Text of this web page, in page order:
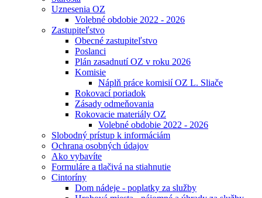
Uznesenia OZ
Volebné obdobie 2022 - 2026
Zastupiteľstvo
Obecné zastupiteľstvo
Poslanci
Plán zasadnutí OZ v roku 2026
Komisie
Náplň práce komisií OZ L. Sliače
Rokovací poriadok
Zásady odmeňovania
Rokovacie materiály OZ
Volebné obdobie 2022 - 2026
Slobodný prístup k informáciám
Ochrana osobných údajov
Ako vybavíte
Formuláre a tlačivá na stiahnutie
Cintoríny
Dom nádeje - poplatky za služby